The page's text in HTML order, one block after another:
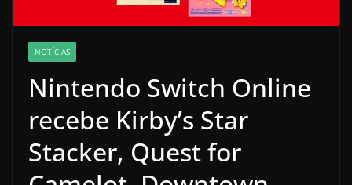
NOTÍCIAS
Nintendo Switch Online
recebe Kirby’s Star
Stacker, Quest for